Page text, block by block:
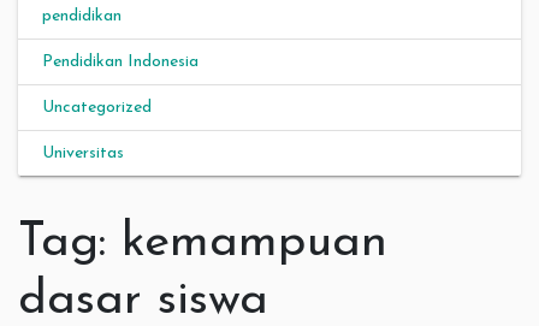
pendidikan
Pendidikan Indonesia
Uncategorized
Universitas
Tag: kemampuan
dasar siswa